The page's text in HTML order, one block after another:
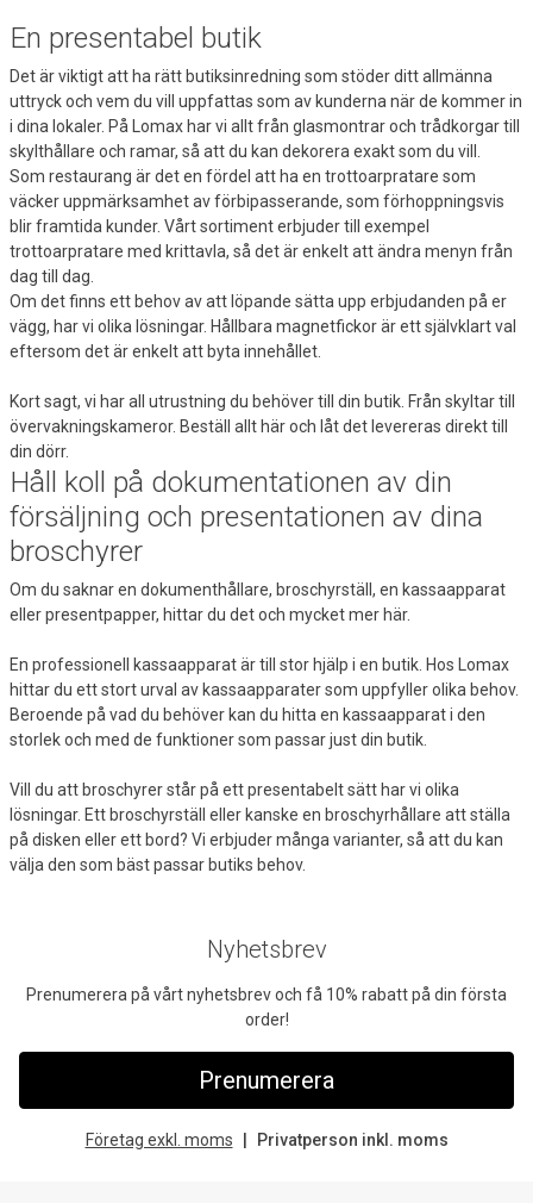
En presentabel butik
Det är viktigt att ha rätt butiksinredning som stöder ditt allmänna
uttryck och vem du vill uppfattas som av kunderna när de kommer in
i dina lokaler. På Lomax har vi allt från glasmontrar och trådkorgar till
skylthållare och ramar, så att du kan dekorera exakt som du vill.
Som restaurang är det en fördel att ha en trottoarpratare som
väcker uppmärksamhet av förbipasserande, som förhoppningsvis
blir framtida kunder. Vårt sortiment erbjuder till exempel
trottoarpratare med krittavla, så det är enkelt att ändra menyn från
dag till dag.
Om det finns ett behov av att löpande sätta upp erbjudanden på er
vägg, har vi olika lösningar. Hållbara magnetfickor är ett självklart val
eftersom det är enkelt att byta innehållet.
Kort sagt, vi har all utrustning du behöver till din butik. Från skyltar till
övervakningskameror. Beställ allt här och låt det levereras direkt till
din dörr.
Håll koll på dokumentationen av din
försäljning och presentationen av dina
broschyrer
Om du saknar en dokumenthållare, broschyrställ, en kassaapparat
eller presentpapper, hittar du det och mycket mer här.
En professionell kassaapparat är till stor hjälp i en butik. Hos Lomax
hittar du ett stort urval av kassaapparater som uppfyller olika behov.
Beroende på vad du behöver kan du hitta en kassaapparat i den
storlek och med de funktioner som passar just din butik.
Vill du att broschyrer står på ett presentabelt sätt har vi olika
lösningar. Ett broschyrställ eller kanske en broschyrhållare att ställa
på disken eller ett bord? Vi erbjuder många varianter, så att du kan
välja den som bäst passar butiks behov.
Nyhetsbrev
Prenumerera på vårt nyhetsbrev och få 10% rabatt på din första
order!
Prenumerera
Företag exkl. moms Privatperson inkl. moms